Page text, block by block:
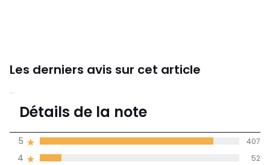
Les derniers avis sur cet article
4,8
moyenne des avis
dans toutes les
Détails de la note
4 52
5 407